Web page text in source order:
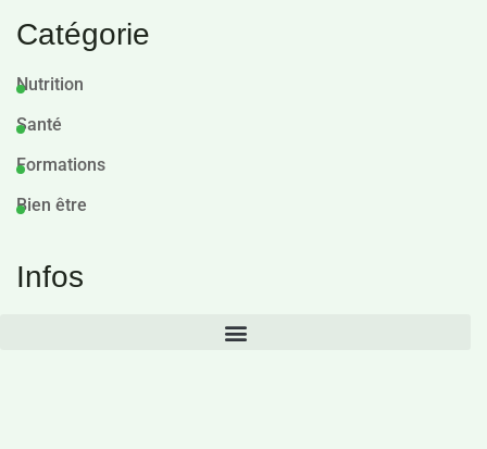
Catégorie
Nutrition
Santé
Formations
Bien être
Infos